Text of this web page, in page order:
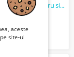
termometru si calendar
aceste
site-ul